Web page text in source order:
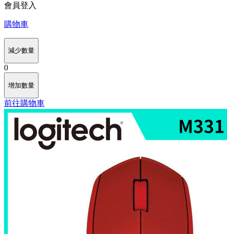
會員登入
購物車
減少數量
0
增加數量
前往購物車